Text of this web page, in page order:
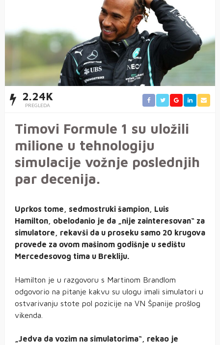
2.24K
PREGLEDA
Timovi Formule 1 su uložili
milione u tehnologiju
simulacije vožnje poslednjih
par decenija.
Uprkos tome, sedmostruki šampion, Luis
Hamilton, obelodanio je da „nije zainteresovan“ za
simulatore, rekavši da u proseku samo 20 krugova
provede za ovom mašinom godišnje u sedištu
Mercedesovog tima u Brekliju.
Hamilton je u razgovoru s Martinom Brandlom
odgovorio na pitanje kakvu su ulogu imali simulatori u
ostvarivanju stote pol pozicije na VN Španije prošlog
vikenda.
„Jedva da vozim na simulatorima“, rekao je